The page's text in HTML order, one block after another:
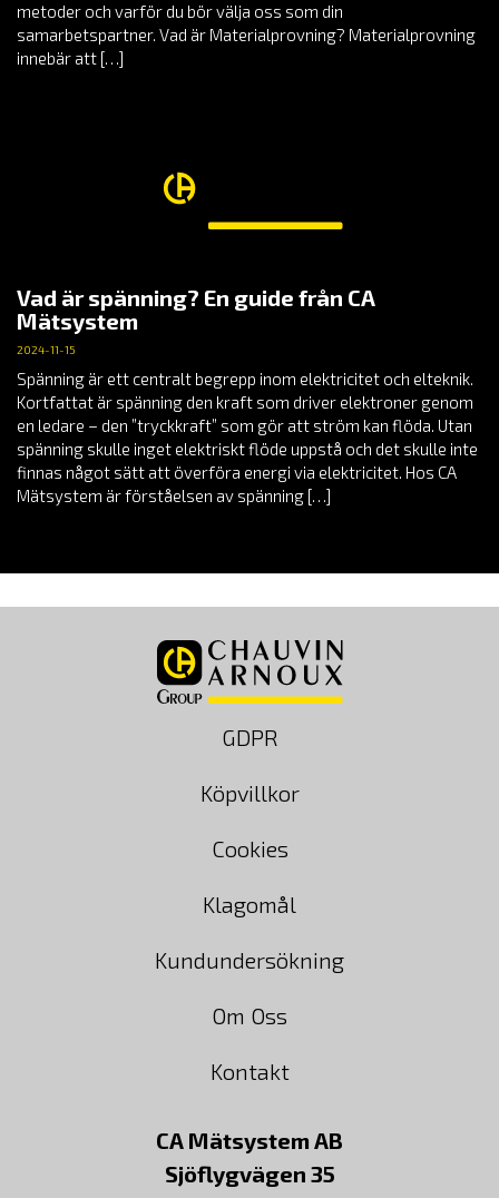
metoder och varför du bör välja oss som din
samarbetspartner. Vad är Materialprovning? Materialprovning
innebär att […]
Vad är spänning? En guide från CA
Mätsystem
2024-11-15
Spänning är ett centralt begrepp inom elektricitet och elteknik.
Kortfattat är spänning den kraft som driver elektroner genom
en ledare – den ”tryckkraft” som gör att ström kan flöda. Utan
spänning skulle inget elektriskt flöde uppstå och det skulle inte
finnas något sätt att överföra energi via elektricitet. Hos CA
Mätsystem är förståelsen av spänning […]
GDPR
Köpvillkor
Cookies
Klagomål
Kundundersökning
Om Oss
Kontakt
CA Mätsystem AB
Sjöflygvägen 35